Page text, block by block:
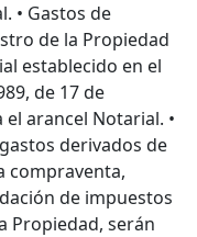
• Gastos de
de la Propiedad
establecido en el
de 17 de
arancel Notarial. •
derivados de
compraventa,
de impuestos
Propiedad, serán